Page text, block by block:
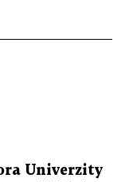
Univerzity